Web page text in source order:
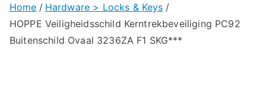
Home
Hardware > Locks & Keys
HOPPE Veiligheidsschild Kerntrekbeveiliging PC92
Buitenschild Ovaal 3236ZA F1 SKG***